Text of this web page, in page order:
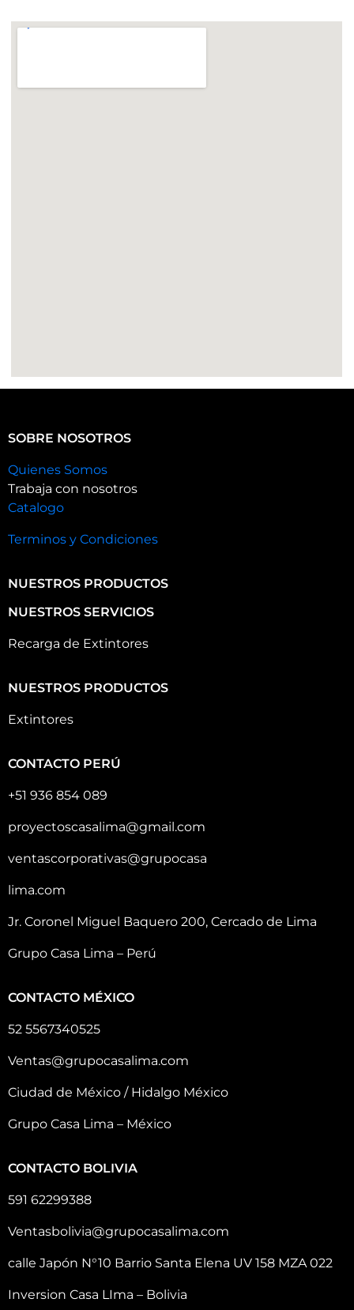
SOBRE NOSOTROS
Quienes Somos
Trabaja con nosotros
Catalogo
Terminos y Condiciones
NUESTROS PRODUCTOS
NUESTROS SERVICIOS
Recarga de Extintores
NUESTROS PRODUCTOS
Extintores
CONTACTO PERÚ
+51 936 854 089
proyectoscasalima@gmail.com
ventascorporativas@grupocasa
lima.com
Jr. Coronel Miguel Baquero 200, Cercado de Lima
Grupo Casa Lima – Perú
CONTACTO MÉXICO
52 5567340525
Ventas@grupocasalima.com
Ciudad de México / Hidalgo México
Grupo Casa Lima – México
CONTACTO BOLIVIA
591 62299388
Ventasbolivia@grupocasalima.com
calle Japón N°10 Barrio Santa Elena UV 158 MZA 022
Inversion Casa LIma – Bolivia